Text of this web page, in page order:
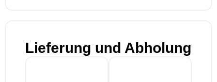
Lieferung und Abholung